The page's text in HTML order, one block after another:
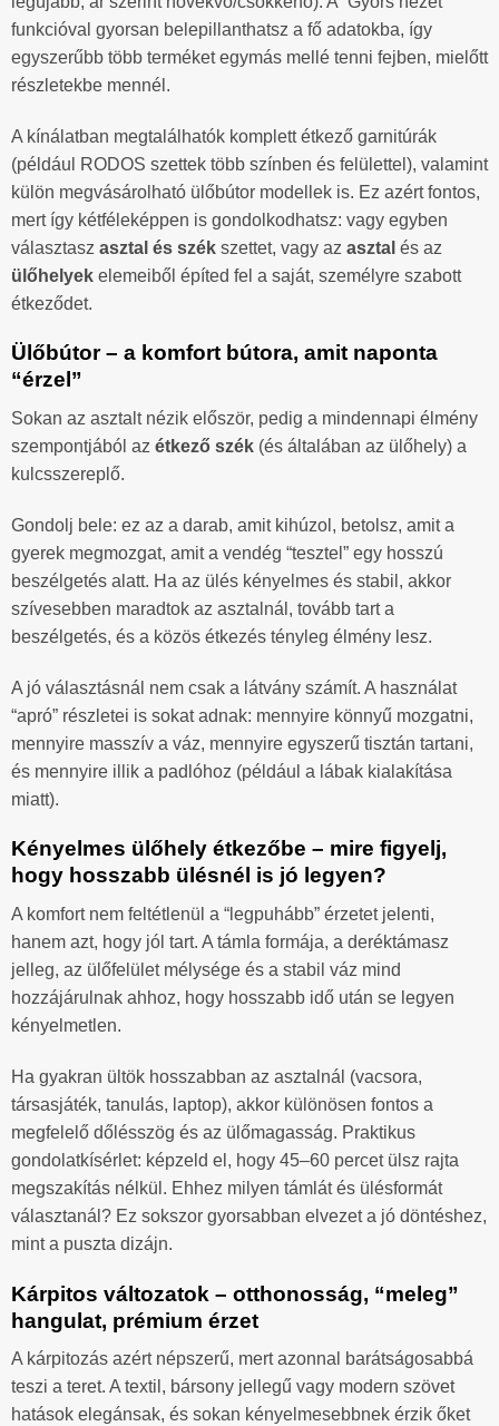
funkcióval gyorsan belepillanthatsz a fő adatokba, így
egyszerűbb több terméket egymás mellé tenni fejben, mielőtt
részletekbe mennél.
A kínálatban megtalálhatók komplett étkező garnitúrák
(például RODOS szettek több színben és felülettel), valamint
külön megvásárolható ülőbútor modellek is. Ez azért fontos,
mert így kétféleképpen is gondolkodhatsz: vagy egyben
választasz asztal és szék szettet, vagy az asztal és az
ülőhelyek elemeiből építed fel a saját, személyre szabott
étkeződet.
Ülőbútor – a komfort bútora, amit naponta
“érzel”
Sokan az asztalt nézik először, pedig a mindennapi élmény
szempontjából az étkező szék (és általában az ülőhely) a
kulcsszereplő.
Gondolj bele: ez az a darab, amit kihúzol, betolsz, amit a
gyerek megmozgat, amit a vendég “tesztel” egy hosszú
beszélgetés alatt. Ha az ülés kényelmes és stabil, akkor
szívesebben maradtok az asztalnál, tovább tart a
beszélgetés, és a közös étkezés tényleg élmény lesz.
A jó választásnál nem csak a látvány számít. A használat
“apró” részletei is sokat adnak: mennyire könnyű mozgatni,
mennyire masszív a váz, mennyire egyszerű tisztán tartani,
és mennyire illik a padlóhoz (például a lábak kialakítása
miatt).
Kényelmes ülőhely étkezőbe – mire figyelj,
hogy hosszabb ülésnél is jó legyen?
A komfort nem feltétlenül a “legpuhább” érzetet jelenti,
hanem azt, hogy jól tart. A támla formája, a deréktámasz
jelleg, az ülőfelület mélysége és a stabil váz mind
hozzájárulnak ahhoz, hogy hosszabb idő után se legyen
kényelmetlen.
Ha gyakran ültök hosszabban az asztalnál (vacsora,
társasjáték, tanulás, laptop), akkor különösen fontos a
megfelelő dőlésszög és az ülőmagasság. Praktikus
gondolatkísérlet: képzeld el, hogy 45–60 percet ülsz rajta
megszakítás nélkül. Ehhez milyen támlát és ülésformát
választanál? Ez sokszor gyorsabban elvezet a jó döntéshez,
mint a puszta dizájn.
Kárpitos változatok – otthonosság, “meleg”
hangulat, prémium érzet
A kárpitozás azért népszerű, mert azonnal barátságosabbá
teszi a teret. A textil, bársony jellegű vagy modern szövet
hatások elegánsak, és sokan kényelmesebbnek érzik őket